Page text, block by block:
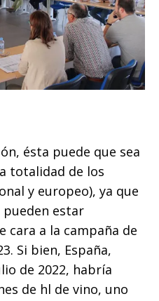
ésta puede que sea
totalidad de los
y europeo), ya que
pueden estar
cara a la campaña de
Si bien, España,
de 2022, habría
de hl de vino, uno